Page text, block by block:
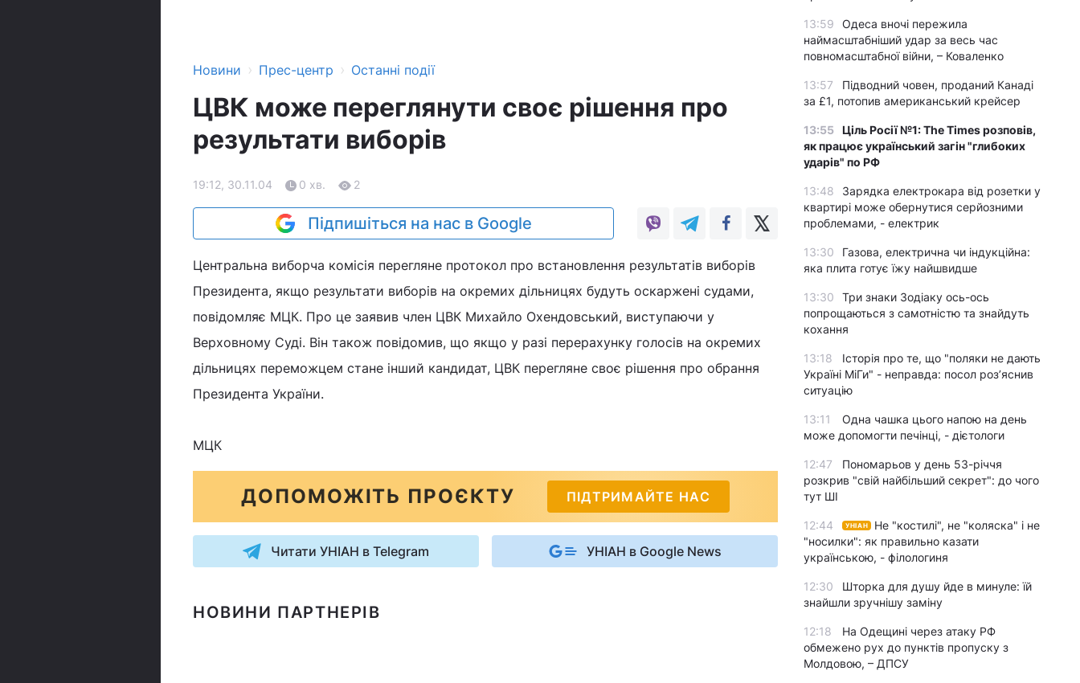
Новини › Прес-центр › Останні події
ЦВК може переглянути своє рішення про
результати виборів
19:12, 30.11.04 0 хв. 2
Підпишіться на нас в Google
Центральна виборча комісія перегляне протокол про встановлення результатів виборів
Президента, якщо результати виборів на окремих дільницях будуть оскаржені судами,
повідомляє МЦК. Про це заявив член ЦВК Михайло Охендовський, виступаючи у
Верховному Суді. Він також повідомив, що якщо у разі перерахунку голосів на окремих
дільницях переможцем стане інший кандидат, ЦВК перегляне своє рішення про обрання
Президента України.
МЦК
ДОПОМОЖІТЬ ПРОЄКТУ ПІДТРИМАЙТЕ НАС
Читати УНІАН в Telegram УНІАН в Google News
НОВИНИ ПАРТНЕРІВ
13:59
Одеса вночі пережила
наймасштабніший удар за весь час
повномасштабної війни, – Коваленко
13:57
Підводний човен, проданий Канаді
за £1, потопив американський крейсер
13:55 Ціль Росії №1: The Times розповів,
як працює український загін "глибоких
ударів" по РФ
13:48
Зарядка електрокара від розетки у
квартирі може обернутися серйозними
проблемами, - електрик
13:30
Газова, електрична чи індукційна:
яка плита готує їжу найшвидше
13:30
Три знаки Зодіаку ось-ось
попрощаються з самотністю та знайдуть
кохання
13:18
Історія про те, що "поляки не дають
Україні МіГи" - неправда: посол роз’яснив
ситуацію
13:11
Одна чашка цього напою на день
може допомогти печінці, - дієтологи
12:47
Пономарьов у день 53-річчя
розкрив "свій найбільший секрет": до чого
тут ШІ
12:44 УНІАН
Не "костилі", не "коляска" і не
"носилки": як правильно казати
українською, - філологиня
12:30
Шторка для душу йде в минуле: їй
знайшли зручнішу заміну
12:18
На Одещині через атаку РФ
обмежено рух до пунктів пропуску з
Молдовою, – ДПСУ